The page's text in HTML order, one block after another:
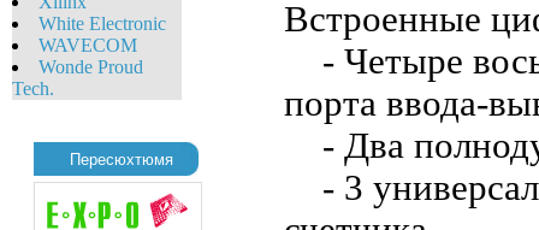
White Eleсtronic
WAVECOM
Wonde Proud
Tech.
Пересюхтюмя
Встроенные
- Четыре
порта ввода-
- Два
- 3